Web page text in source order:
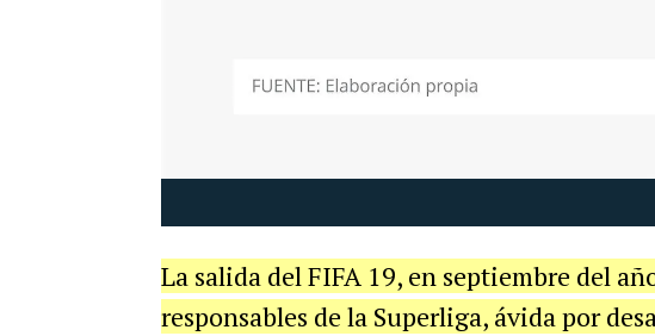
La salida delFIFA 19, en septiembre del añ
responsables de la Superliga, ávidapor